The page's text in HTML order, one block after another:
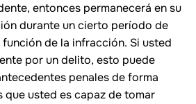
entonces permanecerá en su
durante un cierto período de
de la infracción. Si usted
por un delito, esto puede
penales de forma
que usted es capaz de tomar